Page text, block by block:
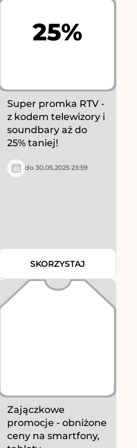
25%
Super promka RTV -
z kodem telewizory i
soundbary aż do
25% taniej!
do 30.05.2025 23:59
SKORZYSTAJ
Zajączkowe
promocje - obniżone
ceny na smartfony,